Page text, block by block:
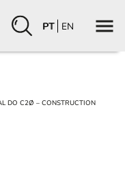
PT EN
DO C2Ø – CONSTRUCTION